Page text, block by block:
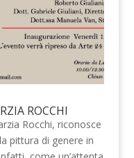
ROCCHI
Rocchi, riconosce
pittura di genere in